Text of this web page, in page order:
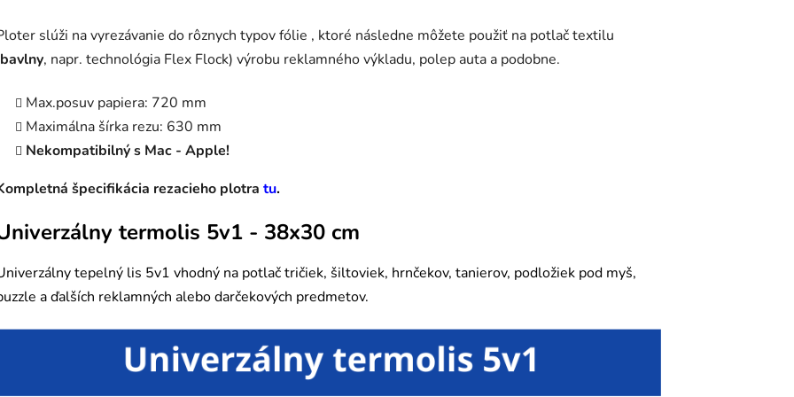
slúži na vyrezávanie do rôznych typov fólie , ktoré následne môžete použiť na potlač textilu
bavlny, napr. technológia Flex Flock) výrobu reklamného výkladu, polep auta a podobne.
Max.posuv papiera: 720 mm
Maximálna šírka rezu: 630 mm
Nekompatibilný s Mac - Apple!
špecifikácia rezacieho plotra tu.
termolis 5v1 - 38x30 cm
tepelný lis 5v1 vhodný na potlač tričiek, šiltoviek, hrnčekov, tanierov, podložiek pod myš,
a ďalších reklamných alebo darčekových predmetov.